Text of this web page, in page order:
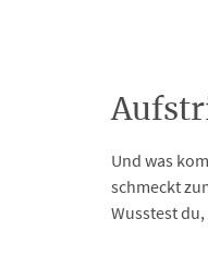
Und was
schmeckt
Wusstest